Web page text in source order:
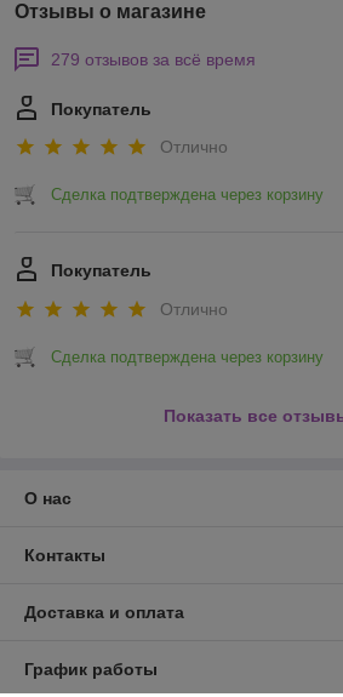
Отзывы о магазине
279 отзывов за всё время
Покупатель
Отлично
Сделка подтверждена через корзину
Покупатель
Отлично
Сделка подтверждена через корзину
Показать все
О нас
Контакты
Доставка и оплата
График работы